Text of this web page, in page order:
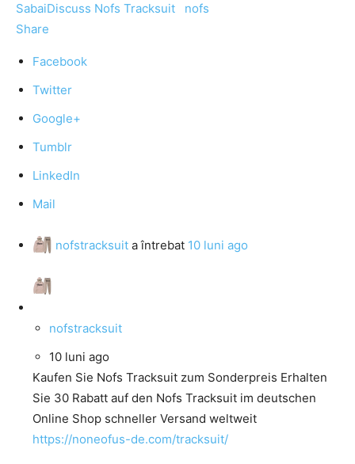
SabaiDiscuss Nofs Tracksuit
nofs
Share
Facebook
Twitter
Google+
Tumblr
LinkedIn
Mail
nofstracksuit a întrebat 10 luni ago
nofstracksuit
10 luni ago
Kaufen Sie Nofs Tracksuit zum Sonderpreis Erhalten
Sie 30 Rabatt auf den Nofs Tracksuit im deutschen
Online Shop schneller Versand weltweit
https://noneofus-de.com/tracksuit/